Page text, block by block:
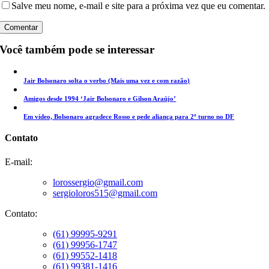
Salve meu nome, e-mail e site para a próxima vez que eu comentar.
Você também pode se interessar
Jair Bolsonaro solta o verbo (Mais uma vez e com razão)
Amigos desde 1994 ‘Jair Bolsonaro e Gilson Araújo’
Em vídeo, Bolsonaro agradece Rosso e pede aliança para 2º turno no DF
Contato
E-mail:
lorossergio@gmail.com
sergioloros515@gmail.com
Contato:
(61) 99995-9291
(61) 99956-1747
(61) 99552-1418
(61) 99381-1416